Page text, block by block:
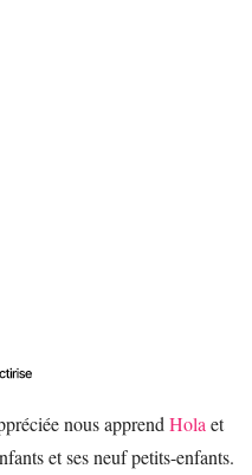
nous apprend Hola et
et ses neuf petits-enfants.